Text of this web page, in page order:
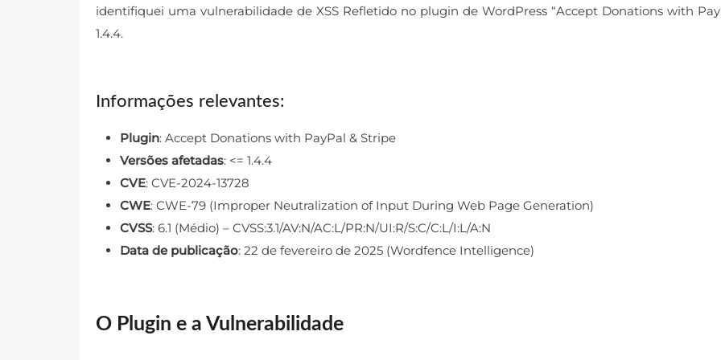
identifiquei uma vulnerabilidade de XSS Refletido no plugin de WordPress “Accept Donations with
1.4.4.
Informações relevantes:
Plugin: Accept Donations with PayPal & Stripe
Versões afetadas: <= 1.4.4
CVE: CVE-2024-13728
CWE: CWE-79 (Improper Neutralization of Input During Web Page Generation)
CVSS: 6.1 (Médio) – CVSS:3.1/AV:N/AC:L/PR:N/UI:R/S:C/C:L/I:L/A:N
Data de publicação: 22 de fevereiro de 2025 (Wordfence Intelligence)
O Plugin e a Vulnerabilidade